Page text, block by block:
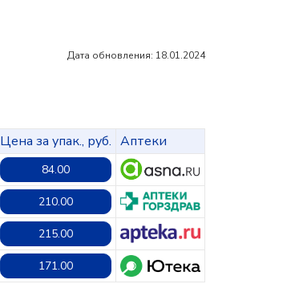
Дата обновления: 18.01.2024
Цена за упак., руб. Аптеки
84.00
210.00
215.00
171.00